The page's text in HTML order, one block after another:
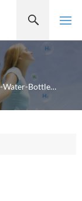
Hydrogen-Generation-Hydrogen-Water-Bottle-For-Sports